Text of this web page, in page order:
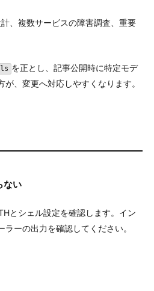
、複数サービスの障害調査、重要
を正とし、記事公開時に特定モデ
、変更へ対応しやすくなります。
ない
とシェル設定を確認します。イン
ーの出力を確認してください。